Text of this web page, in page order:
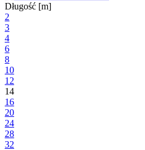
Długość [m]
2
3
4
6
8
10
12
14
16
20
24
28
32